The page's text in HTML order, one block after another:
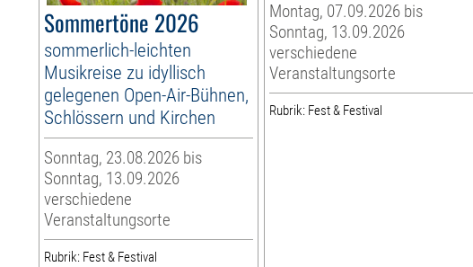
Sommertöne 2026
sommerlich-leichten
Musikreise zu idyllisch
gelegenen Open-Air-Bühnen,
Schlössern und Kirchen
Sonntag, 23.08.2026 bis
Sonntag, 13.09.2026
verschiedene
Veranstaltungsorte
Rubrik: Fest & Festival
Montag, 07.09.2026 bis
Sonntag, 13.09.2026
verschiedene
Veranstaltungsorte
Rubrik: Fest & Festival